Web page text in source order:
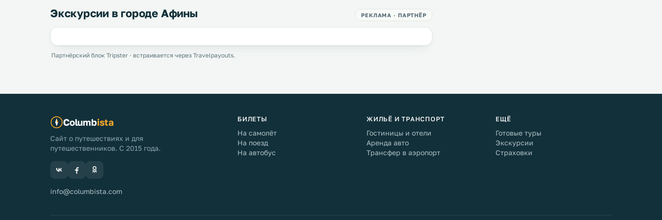
Экскурсии в городе Афины РЕКЛАМА · ПАРТНЁР
Партнёрский блок Tripster · встраивается через Travelpayouts.
Columbista
Сайт о путешествиях и для
путешественников. С 2015 года.
info@columbista.com
БИЛЕТЫ
На самолёт
На поезд
На автобус
ЖИЛЬЁ И ТРАНСПОРТ
Гостиницы и отели
Аренда авто
Трансфер в аэропорт
ЕЩЁ
Готовые туры
Экскурсии
Страховки